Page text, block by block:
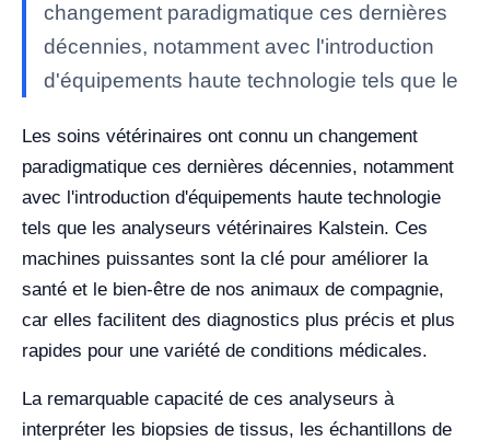
changement paradigmatique ces dernières
décennies, notamment avec l'introduction
d'équipements haute technologie tels que le
Les soins vétérinaires ont connu un changement
paradigmatique ces dernières décennies, notamment
avec l'introduction d'équipements haute technologie
tels que les analyseurs vétérinaires Kalstein. Ces
machines puissantes sont la clé pour améliorer la
santé et le bien-être de nos animaux de compagnie,
car elles facilitent des diagnostics plus précis et plus
rapides pour une variété de conditions médicales.
La remarquable capacité de ces analyseurs à
interpréter les biopsies de tissus, les échantillons de